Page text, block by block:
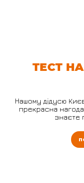
ТЕСТ
Нашому дідусю
прекрасна
знаєте